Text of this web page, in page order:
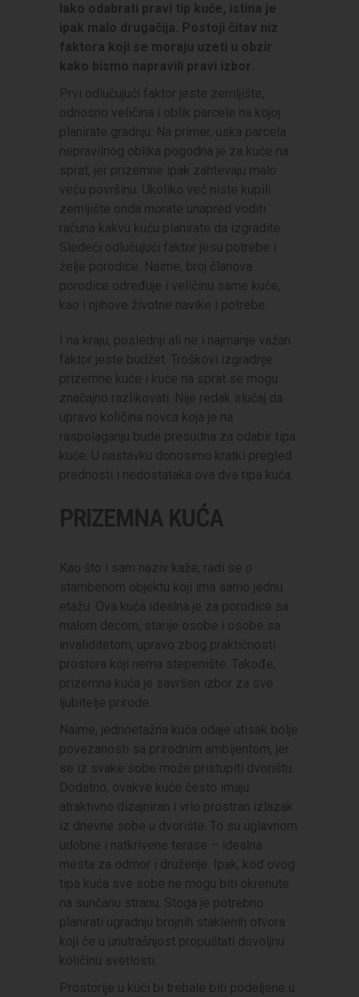
lako odabrati pravi tip kuće, istina je
ipak malo drugačija. Postoji čitav niz
faktora koji se moraju uzeti u obzir
kako bismo napravili pravi izbor.
Prvi odlučujući faktor jeste zemljište,
odnosno veličina i oblik parcele na kojoj
planirate gradnju. Na primer, uska parcela
nepravilnog oblika pogodna je za kuće na
sprat, jer prizemne ipak zahtevaju malo
veću površinu. Ukoliko već niste kupili
zemljište onda morate unapred voditi
računa kakvu kuću planirate da izgradite.
Sledeći odlučujući faktor jesu potrebe i
želje porodice. Naime, broj članova
porodice određuje i veličinu same kuće,
kao i njihove životne navike i potrebe.
I na kraju, poslednji ali ne i najmanje važan
faktor jeste budžet. Troškovi izgradnje
prizemne kuće i kuće na sprat se mogu
značajno razlikovati. Nije redak slučaj da
upravo količina novca koja je na
raspolaganju bude presudna za odabir tipa
kuće. U nastavku donosimo kratki pregled
prednosti i nedostataka ova dva tipa kuća.
PRIZEMNA KUĆA
Kao što i sam naziv kaže, radi se o
stambenom objektu koji ima samo jednu
etažu. Ova kuća idealna je za porodice sa
malom decom, starije osobe i osobe sa
invaliditetom, upravo zbog praktičnosti
prostora koji nema stepenište. Takođe,
prizemna kuća je savršen izbor za sve
ljubitelje prirode.
Naime, jednoetažna kuća odaje utisak bolje
povezanosti sa prirodnim ambijentom, jer
se iz svake sobe može pristupiti dvorištu.
Dodatno, ovakve kuće često imaju
atraktivno dizajniran i vrlo prostran izlazak
iz dnevne sobe u dvorište. To su uglavnom
udobne i natkrivene terase – idealna
mesta za odmor i druženje. Ipak, kod ovog
tipa kuća sve sobe ne mogu biti okrenute
na sunčanu stranu. Stoga je potrebno
planirati ugradnju brojnih staklenih otvora
koji će u unutrašnjost propuštati dovoljnu
količinu svetlosti.
Prostorije u kući bi trebale biti podeljene u